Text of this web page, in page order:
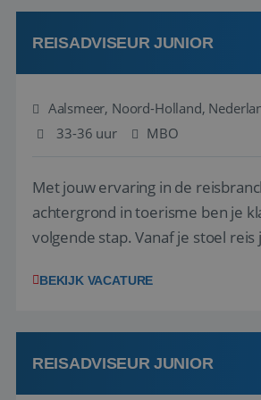
werken: of het nu gaat om
REISADVISEUR JUNIOR
Aalsmeer, Noord-Holland,
33-36 uur
MBO
Met jouw ervaring in de
achtergrond in toerisme ben je
volgende stap. Vanaf je stoel reis
wensen van je team, je klant en
klanten te overtuigen om die
boeken! ...
BEKIJK VACATURE
REISADVISEUR JUNIOR